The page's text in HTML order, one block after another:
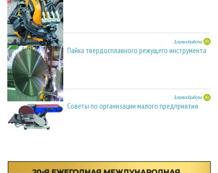
23.03.2026 Деревообработка
Пайка твердосплавного режущего инструмента
23.03.2026 Деревообработка
Советы по организации малого предприятия